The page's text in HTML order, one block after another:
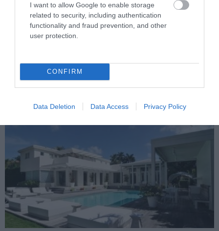
I want to allow Google to enable storage
related to security, including authentication
functionality and fraud prevention, and other
user protection.
CONFIRM
Data Deletion Data Access Privacy Policy
ΠΑΡΑΣΚΗΝΙΟ
Αργεντινής για την κηδεία του πατέρα
του (βίντεο)